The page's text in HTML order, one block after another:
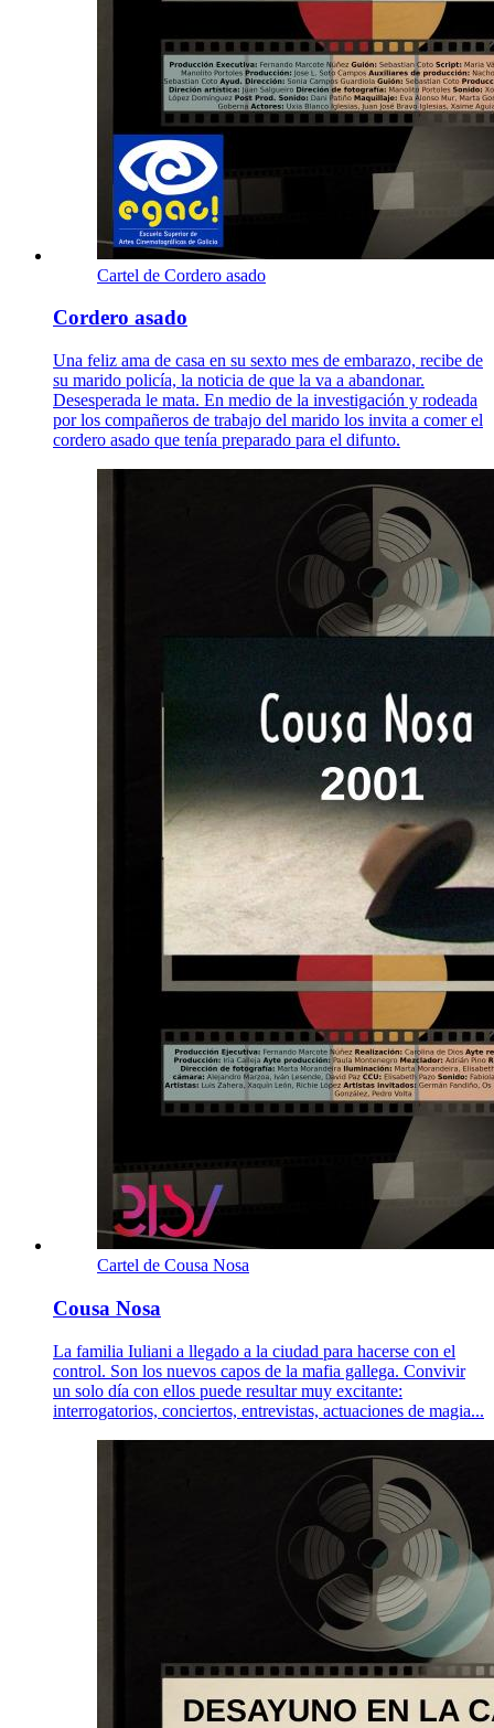
Cartel de Cordero asado
Cordero asado
Una feliz ama de casa en su sexto mes de embarazo, recibe de
su marido policía, la noticia de que la va a abandonar.
Desesperada le mata. En medio de la investigación y rodeada
por los compañeros de trabajo del marido los invita a comer el
cordero asado que tenía preparado para el difunto.
Cartel de Cousa Nosa
Cousa Nosa
La familia Iuliani a llegado a la ciudad para hacerse con el
control. Son los nuevos capos de la mafia gallega. Convivir
un solo día con ellos puede resultar muy excitante:
interrogatorios, conciertos, entrevistas, actuaciones de magia...